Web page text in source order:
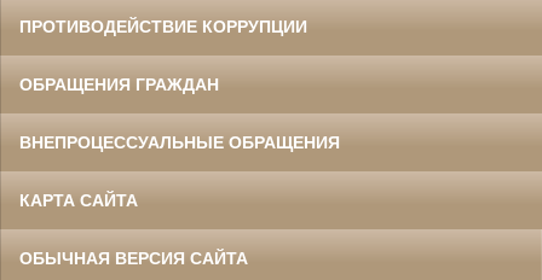
ПРОТИВОДЕЙСТВИЕ КОРРУПЦИИ
ОБРАЩЕНИЯ ГРАЖДАН
ВНЕПРОЦЕССУАЛЬНЫЕ ОБРАЩЕНИЯ
КАРТА САЙТА
ОБЫЧНАЯ ВЕРСИЯ САЙТА